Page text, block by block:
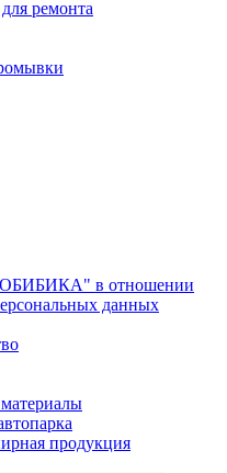
ремонта
в отношении
данных
продукция